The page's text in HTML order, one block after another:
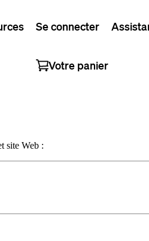
Se connecter
Votre panier
site Web :